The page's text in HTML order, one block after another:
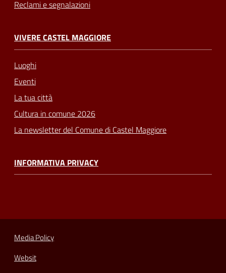
Reclami e segnalazioni
VIVERE CASTEL MAGGIORE
Luoghi
Eventi
La tua città
Cultura in comune 2026
La newsletter del Comune di Castel Maggiore
INFORMATIVA PRIVACY
Media Policy
Websit